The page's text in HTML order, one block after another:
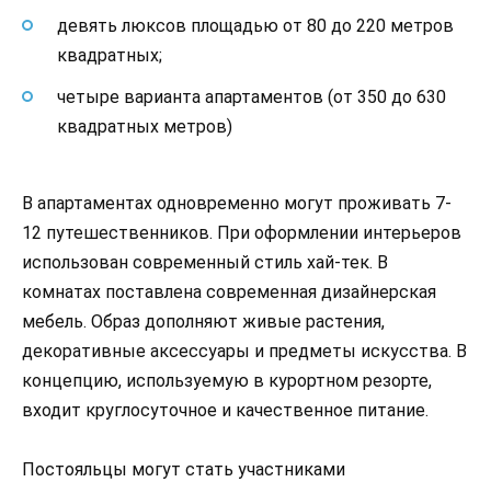
девять люксов площадью от 80 до 220 метров
квадратных;
четыре варианта апартаментов (от 350 до 630
квадратных метров)
В апартаментах одновременно могут проживать 7-
12 путешественников. При оформлении интерьеров
использован современный стиль хай-тек. В
комнатах поставлена современная дизайнерская
мебель. Образ дополняют живые растения,
декоративные аксессуары и предметы искусства. В
концепцию, используемую в курортном резорте,
входит круглосуточное и качественное питание.
Постояльцы могут стать участниками